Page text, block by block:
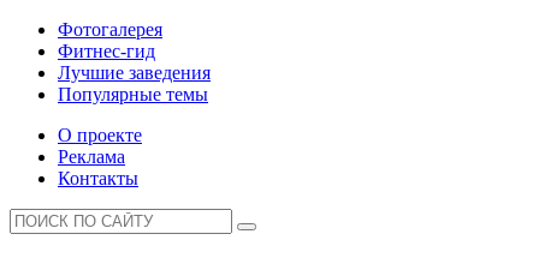
Фотогалерея
Фитнес-гид
Лучшие заведения
Популярные темы
О проекте
Реклама
Контакты